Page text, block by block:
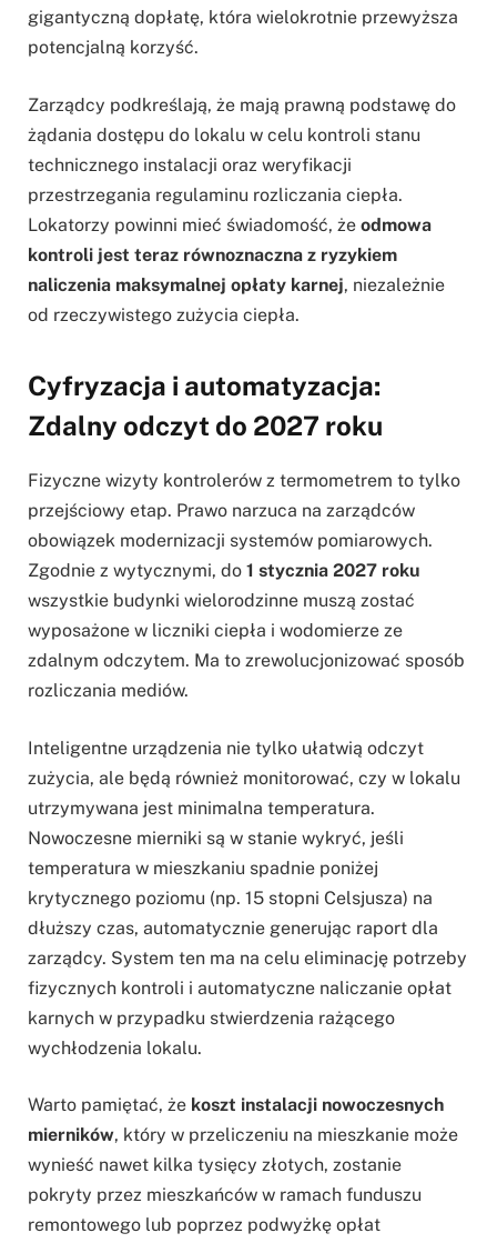
gigantyczną dopłatę, która wielokrotnie przewyższa
potencjalną korzyść.
Zarządcy podkreślają, że mają prawną podstawę do
żądania dostępu do lokalu w celu kontroli stanu
technicznego instalacji oraz weryfikacji
przestrzegania regulaminu rozliczania ciepła.
Lokatorzy powinni mieć świadomość, że odmowa
kontroli jest teraz równoznaczna z ryzykiem
naliczenia maksymalnej opłaty karnej, niezależnie
od rzeczywistego zużycia ciepła.
Cyfryzacja i automatyzacja:
Zdalny odczyt do 2027 roku
Fizyczne wizyty kontrolerów z termometrem to tylko
przejściowy etap. Prawo narzuca na zarządców
obowiązek modernizacji systemów pomiarowych.
Zgodnie z wytycznymi, do 1 stycznia 2027 roku
wszystkie budynki wielorodzinne muszą zostać
wyposażone w liczniki ciepła i wodomierze ze
zdalnym odczytem. Ma to zrewolucjonizować sposób
rozliczania mediów.
Inteligentne urządzenia nie tylko ułatwią odczyt
zużycia, ale będą również monitorować, czy w lokalu
utrzymywana jest minimalna temperatura.
Nowoczesne mierniki są w stanie wykryć, jeśli
temperatura w mieszkaniu spadnie poniżej
krytycznego poziomu (np. 15 stopni Celsjusza) na
dłuższy czas, automatycznie generując raport dla
zarządcy. System ten ma na celu eliminację potrzeby
fizycznych kontroli i automatyczne naliczanie opłat
karnych w przypadku stwierdzenia rażącego
wychłodzenia lokalu.
Warto pamiętać, że koszt instalacji nowoczesnych
mierników, który w przeliczeniu na mieszkanie może
wynieść nawet kilka tysięcy złotych, zostanie
pokryty przez mieszkańców w ramach funduszu
remontowego lub poprzez podwyżkę opłat